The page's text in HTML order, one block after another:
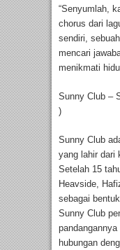
“Senyumlah,
chorus dari
sendiri,
mencari
menikmati
Sunny Club –
)
Sunny Club
yang lahir dari
Setelah 15
Heavside,
sebagai
Sunny Club
hubungan